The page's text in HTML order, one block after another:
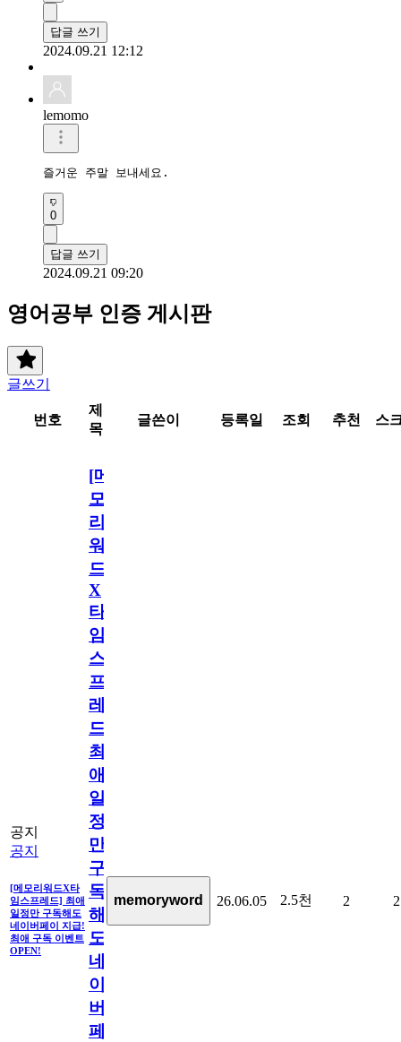
답글 쓰기
2024.09.21 12:12
lemomo
즐거운 주말 보내세요.
0
답글 쓰기
2024.09.21 09:20
영어공부 인증 게시판
글쓰기
번호
제
목
글쓴이 등록일 조회 추천 스
공지
공지
[메모리워드X타
임스프레드] 최애
일정만 구독해도
네이버페이 지급!
최애 구독 이벤트
OPEN!
[메
모
리
워
드
X
타
임
스
프
레
드]
최
애
일
정
만
구
독
해
도
네
이
버
페
memoryword 26.06.05 2.5천 2 2